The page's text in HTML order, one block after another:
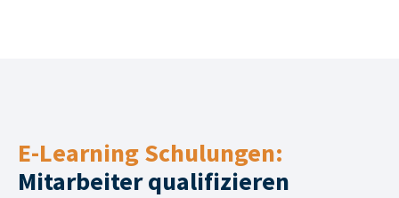
E-Learning Schulungen:
Mitarbeiter qualifizieren